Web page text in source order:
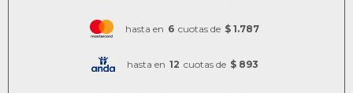
hasta en 6 cuotas de $ 1.787
hasta en 12 cuotas de $ 893